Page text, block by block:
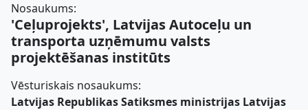
Nosaukums:
'Ceļuprojekts', Latvijas Autoceļu un
transporta uzņēmumu valsts
projektēšanas institūts
Vēsturiskais nosaukums:
Latvijas Republikas Satiksmes ministrijas Latvijas